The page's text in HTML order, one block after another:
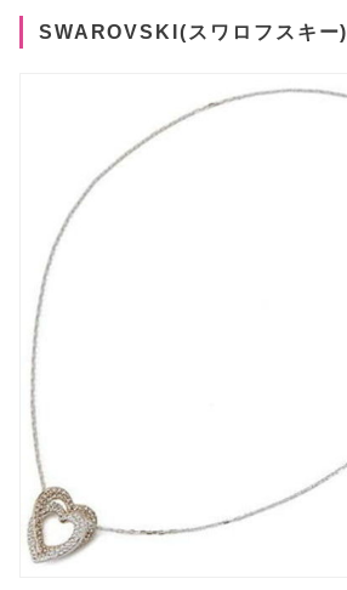
SWAROVSKI(スワロフスキー)